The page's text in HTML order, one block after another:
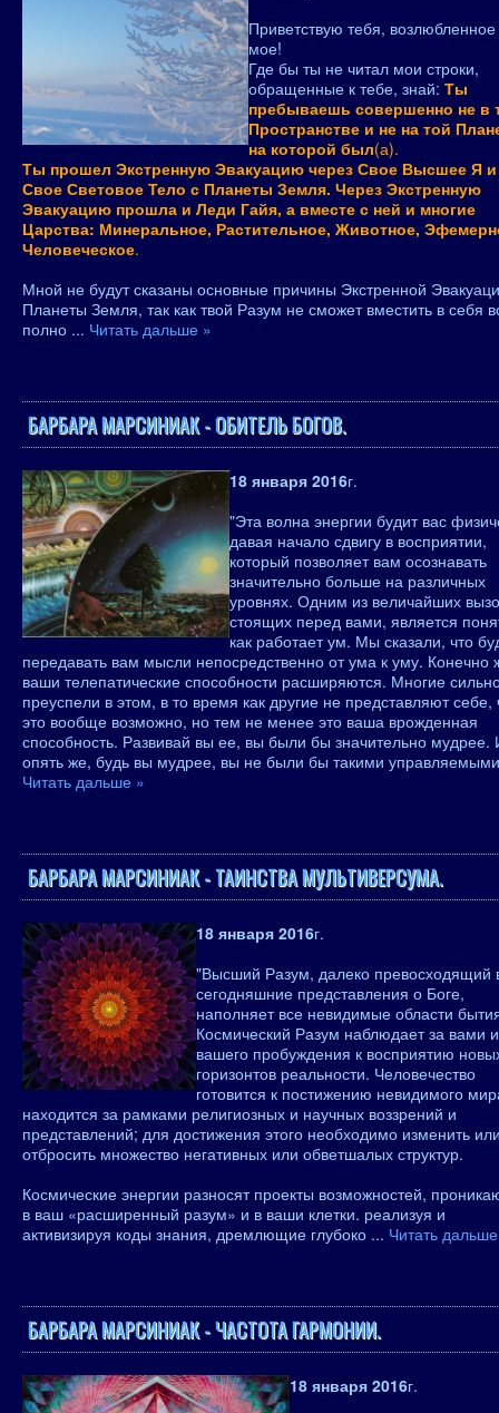
Приветствую тебя,
мое!
Где бы ты не читал мои строки,
обращенные к тебе, знай: Ты
пребываешь совершенно не в
Пространстве и не на той
на которой был(а).
Ты прошел Экстренную Эвакуацию через Свое Высшее Я и
Свое Световое Тело с Планеты Земля. Через Экстренную
Эвакуацию прошла и Леди Гайя, а вместе с ней и многие
Царства: Минеральное, Растительное, Животное,
Человеческое.
Мной не будут сказаны основные причины Экстренной
Планеты Земля, так как твой Разум не сможет вместить в себя
полно ... Читать дальше »
БАРБАРА МАРСИНИАК - ОБИТЕЛЬ БОГОВ.
18 января 2016г.
"Эта волна энергии будит вас
давая начало сдвигу в восприятии,
который позволяет вам осознавать
значительно больше на различных
уровнях. Одним из величайших
стоящих перед вами, является
как работает ум. Мы сказали, что
передавать вам мысли непосредственно от ума к уму. Конечно
ваши телепатические способности расширяются. Многие
преуспели в этом, в то время как другие не представляют себе,
это вообще возможно, но тем не менее это ваша врожденная
способность. Развивай вы ее, вы были бы значительно мудрее.
опять же, будь вы мудрее, вы не были бы такими
Читать дальше »
БАРБАРА МАРСИНИАК - ТАИНСТВА МУЛЬТИВЕРСУМА.
18 января 2016г.
"Высший Разум, далеко превосходящий
сегодняшние представления о Боге,
наполняет все невидимые области
Космический Разум наблюдает за вами
вашего пробуждения к восприятию
горизонтов реальности. Человечество
готовится к постижению невидимого
находится за рамками религиозных и научных воззрений и
представлений; для достижения этого необходимо изменить
отбросить множество негативных или обветшалых структур.
Космические энергии разносят проекты возможностей,
в ваш «расширенный разум» и в ваши клетки. реализуя и
активизируя коды знания, дремлющие глубоко ... Читать
БАРБАРА МАРСИНИАК - ЧАСТОТА ГАРМОНИИ.
18 января 2016г.